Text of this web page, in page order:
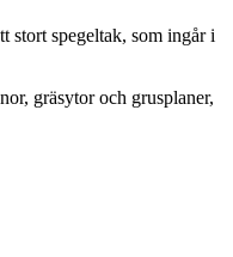
stort spegeltak, som ingår i
gräsytor och grusplaner,